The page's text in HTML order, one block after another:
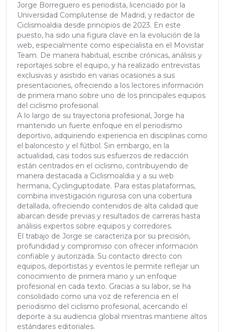
Jorge Borreguero es periodista, licenciado por la
Universidad Complutense de Madrid, y redactor de
Ciclismoaldia desde principios de 2023. En este
puesto, ha sido una figura clave en la evolución de la
web, especialmente como especialista en el Movistar
Team. De manera habitual, escribe crónicas, análisis y
reportajes sobre el equipo, y ha realizado entrevistas
exclusivas y asistido en varias ocasiones a sus
presentaciones, ofreciendo a los lectores información
de primera mano sobre uno de los principales equipos
del ciclismo profesional.
A lo largo de su trayectoria profesional, Jorge ha
mantenido un fuerte enfoque en el periodismo
deportivo, adquiriendo experiencia en disciplinas como
el baloncesto y el fútbol. Sin embargo, en la
actualidad, casi todos sus esfuerzos de redacción
están centrados en el ciclismo, contribuyendo de
manera destacada a Ciclismoaldia y a su web
hermana, Cyclinguptodate. Para estas plataformas,
combina investigación rigurosa con una cobertura
detallada, ofreciendo contenidos de alta calidad que
abarcan desde previas y resultados de carreras hasta
análisis expertos sobre equipos y corredores.
El trabajo de Jorge se caracteriza por su precisión,
profundidad y compromiso con ofrecer información
confiable y autorizada. Su contacto directo con
equipos, deportistas y eventos le permite reflejar un
conocimiento de primera mano y un enfoque
profesional en cada texto. Gracias a su labor, se ha
consolidado como una voz de referencia en el
periodismo del ciclismo profesional, acercando el
deporte a su audiencia global mientras mantiene altos
estándares editoriales.